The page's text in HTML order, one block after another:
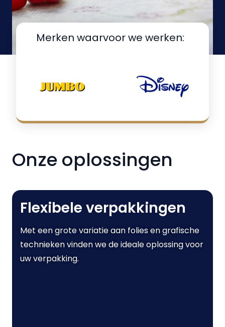
Merken waarvoor we werken:
Onze oplossingen
Flexibele verpakkingen
Met een grote variatie aan folies en grafische
technieken vinden we de ideale oplossing voor
uw verpakking.